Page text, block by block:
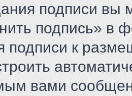
подписи вы
подпись» в
подписи к
вами